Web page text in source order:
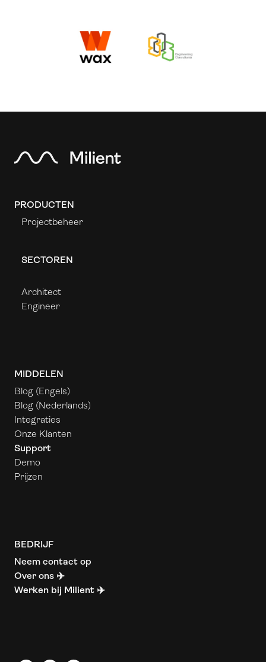
PRODUCTEN
Projectbeheer
SECTOREN
Architect
Engineer
MIDDELEN
Blog (Engels)
Blog (Nederlands)
Integraties
Onze Klanten
Support
Demo
Prijzen
BEDRIJF
Neem contact op
Over ons ✈️
Werken bij Milient ✈️